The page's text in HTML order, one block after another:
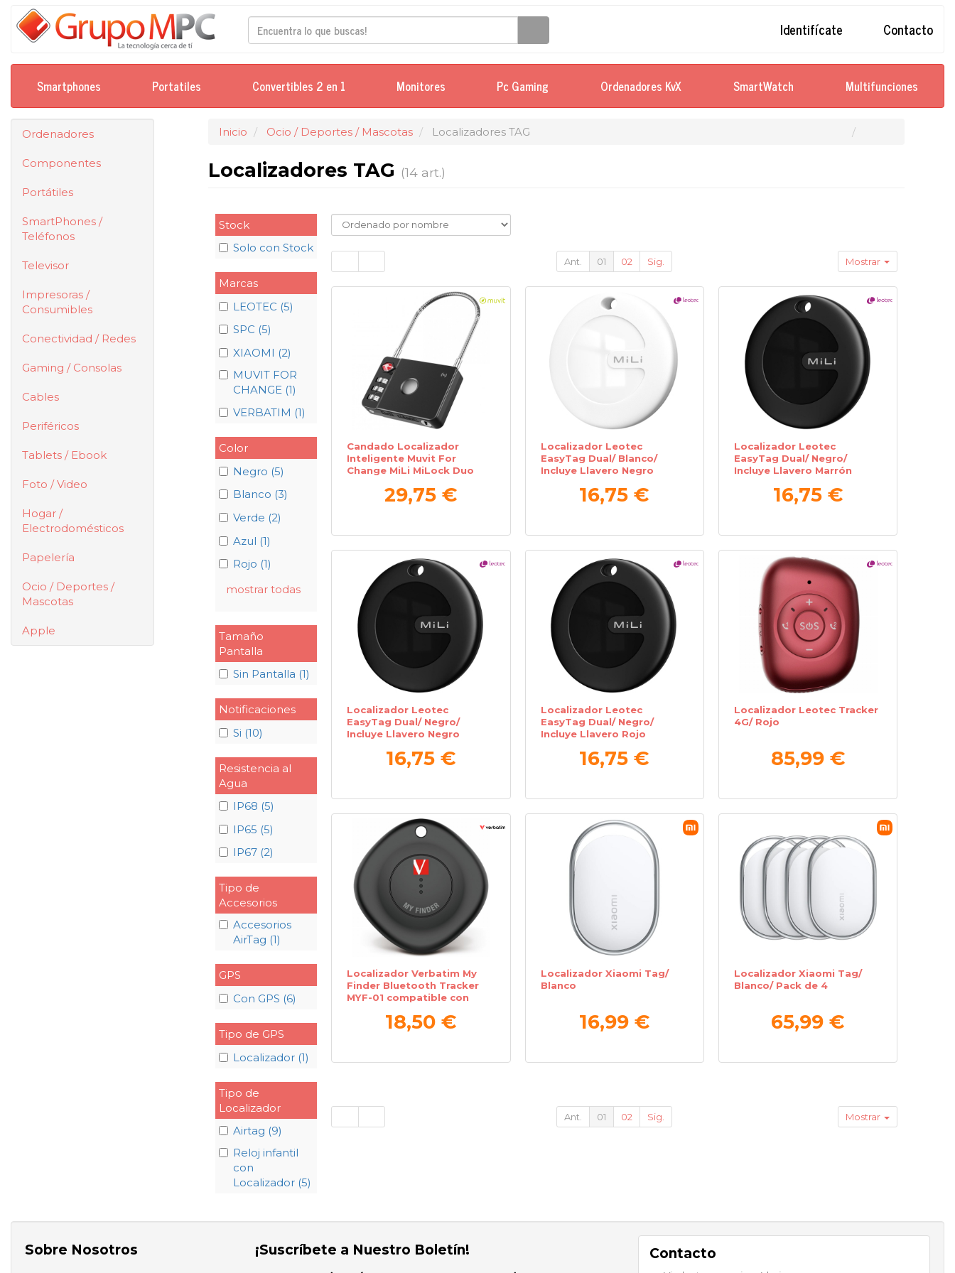
Identifícate Contacto
Smartphones Portatiles Convertibles 2 en 1 Monitores Pc Gaming Ordenadores KvX SmartWatch Multifunciones
Ordenadores
Componentes
Portátiles
SmartPhones /
Teléfonos
Televisor
Impresoras /
Consumibles
Conectividad / Redes
Gaming / Consolas
Cables
Periféricos
Tablets / Ebook
Foto / Video
Hogar /
Electrodomésticos
Papelería
Ocio / Deportes /
Mascotas
Apple
Inicio Ocio / Deportes / Mascotas Localizadores TAG
Localizadores TAG (14 art.)
Stock
Solo con Stock
Marcas
LEOTEC (5)
SPC (5)
XIAOMI (2)
MUVIT FOR
CHANGE (1)
VERBATIM (1)
Color
Negro (5)
Blanco (3)
Verde (2)
Azul (1)
Rojo (1)
mostrar todas
Tamaño
Pantalla
Sin Pantalla (1)
Notificaciones
Si (10)
Resistencia al
Agua
IP68 (5)
IP65 (5)
IP67 (2)
Tipo de
Accesorios
Accesorios
AirTag (1)
GPS
Con GPS (6)
Tipo de GPS
Localizador (1)
Tipo de
Localizador
Airtag (9)
Reloj infantil
con
Localizador (5)
Ant. 01 02 Sig. Mostrar
Candado Localizador
Inteligente Muvit For
Change MiLi MiLock Duo
de 3 Dígitos29,75 €
Localizador Leotec
EasyTag Dual/ Blanco/
Incluye Llavero Negro
16,75 €
Localizador Leotec
EasyTag Dual/ Negro/
Incluye Llavero Marrón
16,75 €
Localizador Leotec
EasyTag Dual/ Negro/
Incluye Llavero Negro
16,75 €
Localizador Leotec
EasyTag Dual/ Negro/
Incluye Llavero Rojo
16,75 €
Localizador Leotec Tracker
4G/ Rojo
85,99 €
Localizador Verbatim My
Finder Bluetooth Tracker
MYF-01 compatible con
Pila/ Negro18,50 €
Localizador Xiaomi Tag/
Blanco
16,99 €
Localizador Xiaomi Tag/
Blanco/ Pack de 4
65,99 €
Ant. 01 02 Sig. Mostrar
Sobre Nosotros ¡Suscríbete a Nuestro Boletín! Contacto